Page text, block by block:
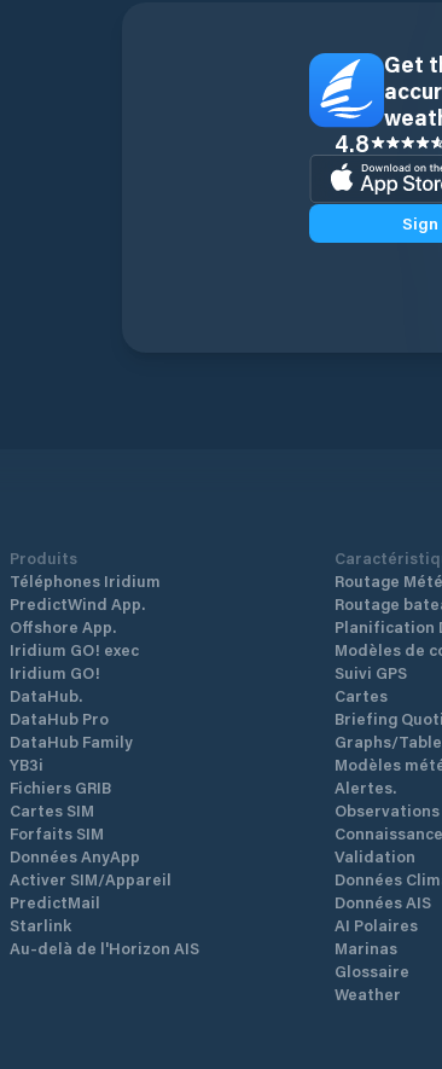
Get
4.8
Sign
Produits
Téléphones Iridium
PredictWind App.
Offshore App.
Iridium GO! exec
Iridium GO!
DataHub.
DataHub Pro
DataHub Family
YB3i
Fichiers GRIB
Cartes SIM
Forfaits SIM
Données AnyApp
Activer SIM/Appareil
PredictMail
Starlink
Au-delà de l'Horizon AIS
Routage
Routage
Planification
Modèles de
Suivi GPS
Cartes
Briefing
Graphs/
Modèles
Alertes.
Observations
Validation
Données
Données AIS
AI Polaires
Marinas
Glossaire
Weather